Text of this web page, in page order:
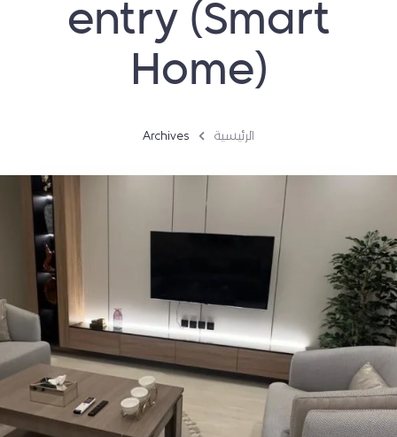
الوحدات الشهرية
الشركات
entry (Smart
Home)
الرئيسية Archives